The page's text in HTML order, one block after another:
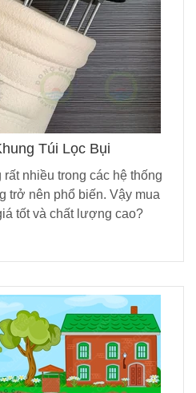
Túi Lọc Bụi
nhiều trong các hệ thống
trở nên phổ biến. Vậy mua
tốt và chất lượng cao?